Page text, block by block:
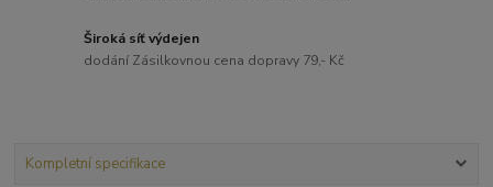
Široká síť výdejen
dodání Zásilkovnou cena dopravy 79,- Kč
Kompletní specifikace